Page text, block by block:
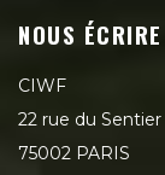
NOUS ÉCRIRE
CIWF
22 rue du Sentier
75002 PARIS